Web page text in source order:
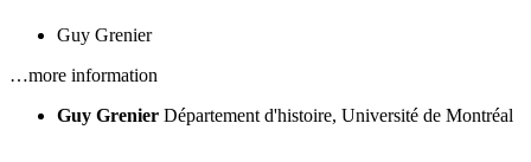
Guy Grenier
…more information
Guy Grenier Département d'histoire, Université de Montréal